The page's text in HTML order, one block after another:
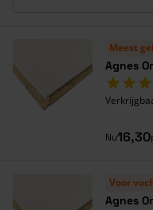
Meest
Agnes
Nu16,30
Voor
Agnes